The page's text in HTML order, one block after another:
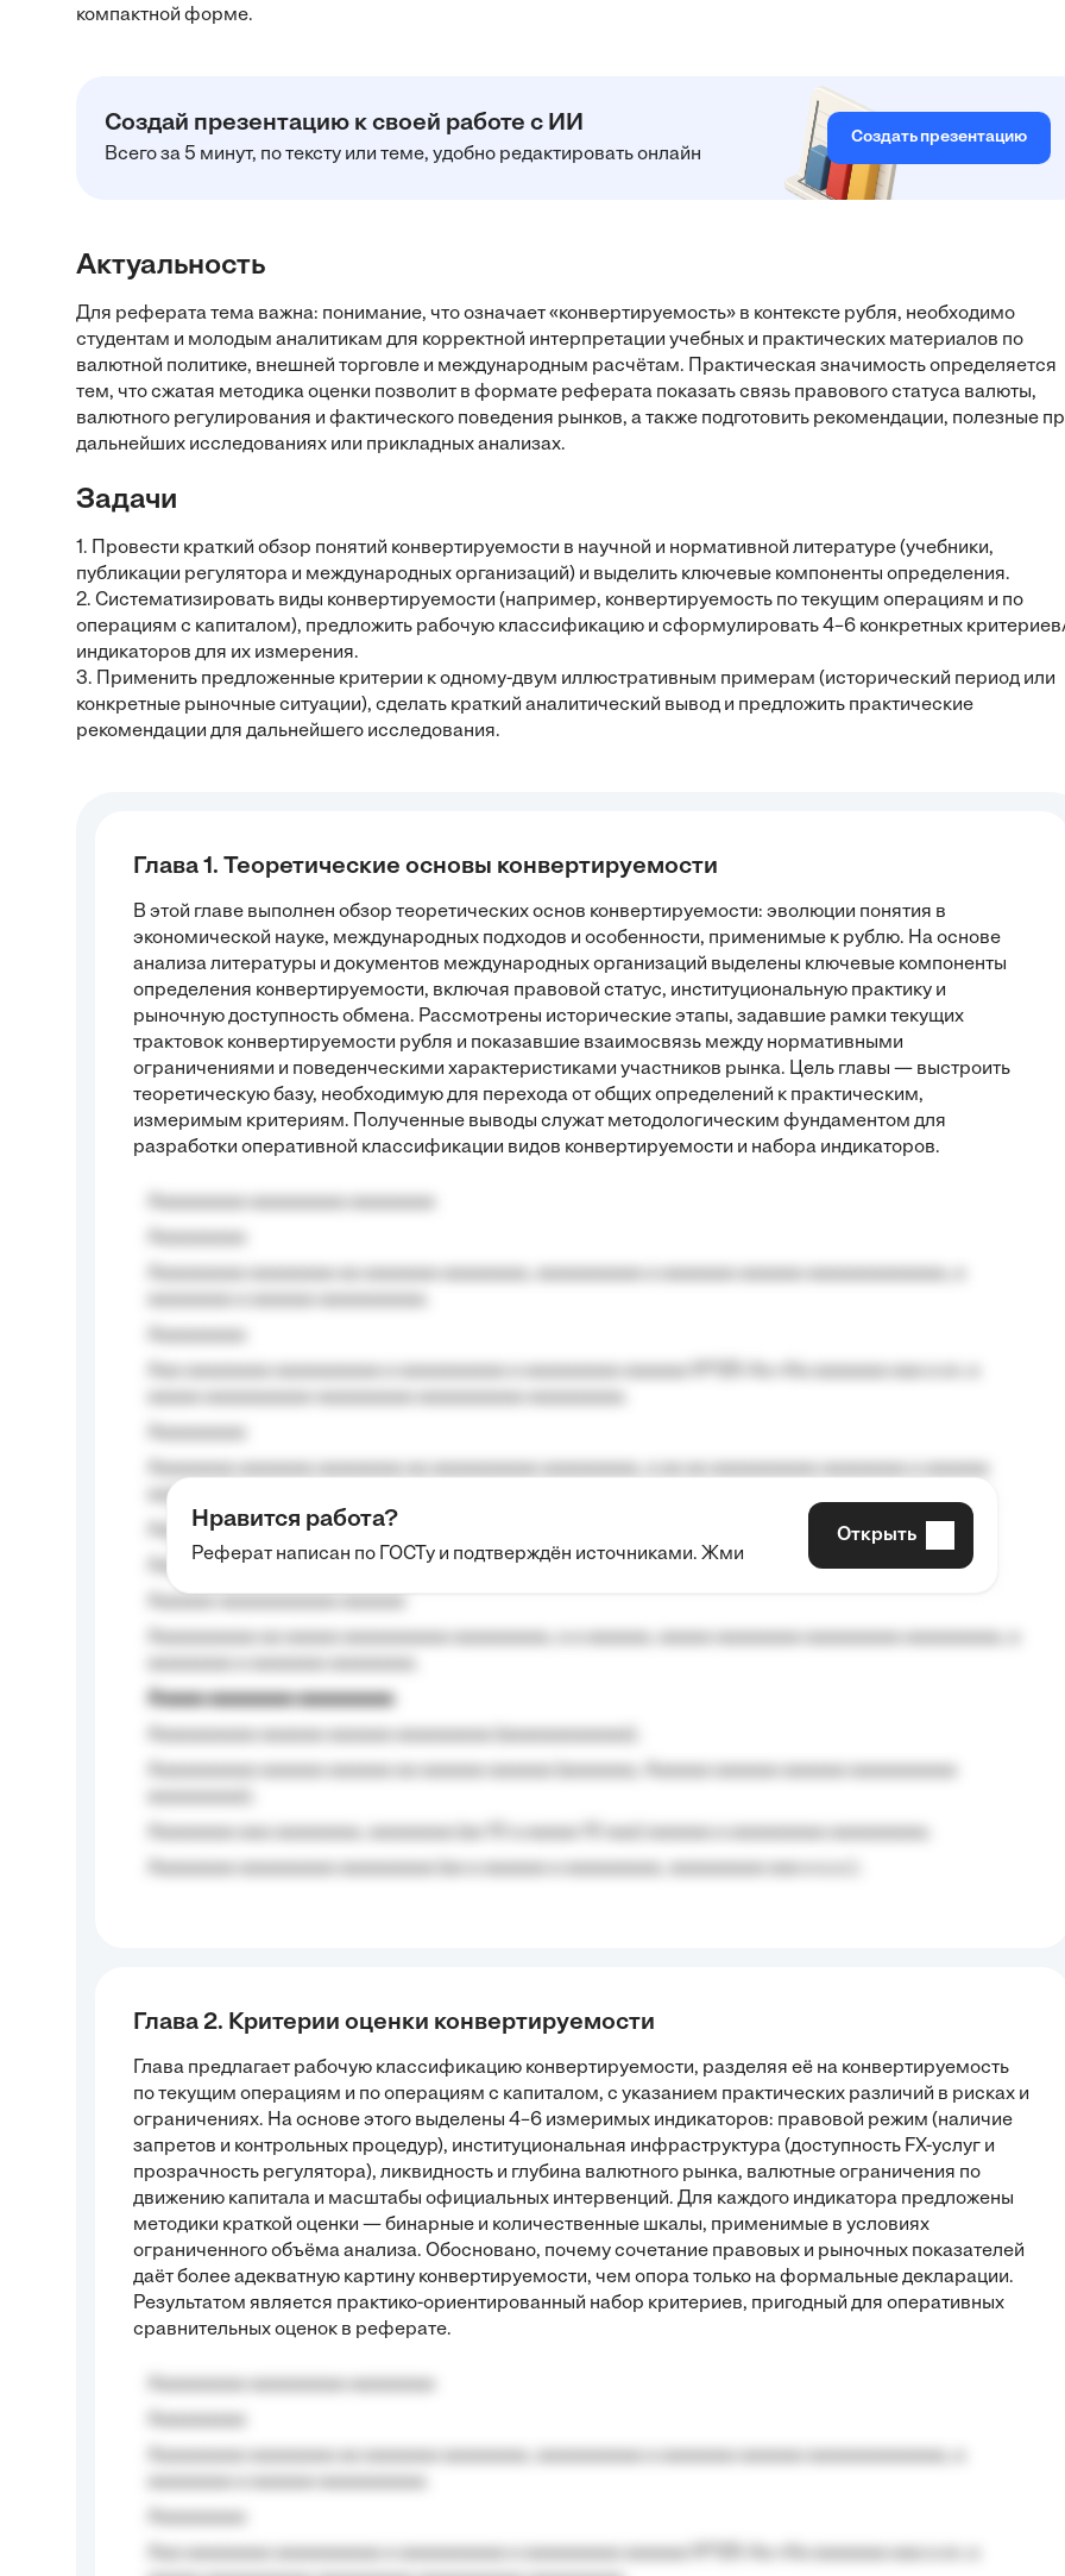
компактной форме.
Создай презентацию к своей работе с ИИ
Всего за 5 минут, по тексту или теме, удобно редактировать онлайн
Создать презентацию
Актуальность
Для реферата тема важна: понимание, что означает «конвертируемость» в контексте рубля, необходимо
студентам и молодым аналитикам для корректной интерпретации учебных и практических материалов по
валютной политике, внешней торговле и международным расчётам. Практическая значимость определяется
тем, что сжатая методика оценки позволит в формате реферата показать связь правового статуса валюты,
валютного регулирования и фактического поведения рынков, а также подготовить рекомендации, полезные
дальнейших исследованиях или прикладных анализах.
Задачи
1. Провести краткий обзор понятий конвертируемости в научной и нормативной литературе (учебники,
публикации регулятора и международных организаций) и выделить ключевые компоненты определения.
2. Систематизировать виды конвертируемости (например, конвертируемость по текущим операциям и по
операциям с капиталом), предложить рабочую классификацию и сформулировать 4–6 конкретных
индикаторов для их измерения.
3. Применить предложенные критерии к одному-двум иллюстративным примерам (исторический период или
конкретные рыночные ситуации), сделать краткий аналитический вывод и предложить практические
рекомендации для дальнейшего исследования.
Глава 1. Теоретические основы конвертируемости
В этой главе выполнен обзор теоретических основ конвертируемости: эволюции понятия в
экономической науке, международных подходов и особенности, применимые к рублю. На основе
анализа литературы и документов международных организаций выделены ключевые компоненты
определения конвертируемости, включая правовой статус, институциональную практику и
рыночную доступность обмена. Рассмотрены исторические этапы, задавшие рамки текущих
трактовок конвертируемости рубля и показавшие взаимосвязь между нормативными
ограничениями и поведенческими характеристиками участников рынка. Цель главы — выстроить
теоретическую базу, необходимую для перехода от общих определений к практическим,
измеримым критериям. Полученные выводы служат методологическим фундаментом для
разработки оперативной классификации видов конвертируемости и набора индикаторов.
aaaa aaaa.
Aaaaaaaaa
Aaaaaaaaaa aa aaa aaaaaaaaa, a aaa aaaaaaaaaa aaa, a aaaaaaaaaa, aaaaaa aaaaaa a aaaaaa.
Aaaaa aaaaaaaa aaaaaaaaa
Нравится работа?
Реферат написан по ГОСТу и подтверждён источниками. Жми
Открыть
Глава 2. Критерии оценки конвертируемости
Глава предлагает рабочую классификацию конвертируемости, разделяя её на конвертируемость
по текущим операциям и по операциям с капиталом, с указанием практических различий в рисках и
ограничениях. На основе этого выделены 4–6 измеримых индикаторов: правовой режим (наличие
запретов и контрольных процедур), институциональная инфраструктура (доступность FX-услуг и
прозрачность регулятора), ликвидность и глубина валютного рынка, валютные ограничения по
движению капитала и масштабы официальных интервенций. Для каждого индикатора предложены
методики краткой оценки — бинарные и количественные шкалы, применимые в условиях
ограниченного объёма анализа. Обосновано, почему сочетание правовых и рыночных показателей
даёт более адекватную картину конвертируемости, чем опора только на формальные декларации.
Результатом является практико-ориентированный набор критериев, пригодный для оперативных
сравнительных оценок в реферате.